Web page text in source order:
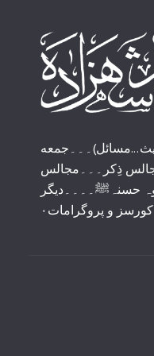
ذِکر۔۔۔مجالس
حسنہﷺ۔۔۔۔دیگر
کورسز و پروگرامات٠